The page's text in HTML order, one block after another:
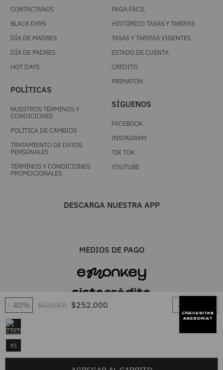
40% $420.000 $252.000 －
XS
CONTÁCTANOS
BLACK DAYS
DÍA DE MADRES
DÍA DE PADRES
HOT DAYS
POLÍTICAS
NUESTROS TÉRMINOS Y
CONDICIONES
POLÍTICA DE CAMBIOS
TRATAMIENTO DE DATOS
PERSONALES
TÉRMINOS Y CONDICIONES
PROMOCIONALES
PAGA FÁCIL
HISTÓRICO TASAS Y TARIFAS
TASAS Y TARIFAS VIGENTES
ESTADO DE CUENTA
CRÉDITO
PRIMATÓN
SÍGUENOS
FACEBOOK
INSTAGRAM
TIK TOK
YOUTUBE
DESCARGA NUESTRA APP
MEDIOS DE PAGO
UNA MARCA TIENDACOL S.A.S. / Línea única 604 444 0101 - Resto del
país 01 8000 417 7777 / TODOS LOS DERECHOS RESERVADOS FRUTA